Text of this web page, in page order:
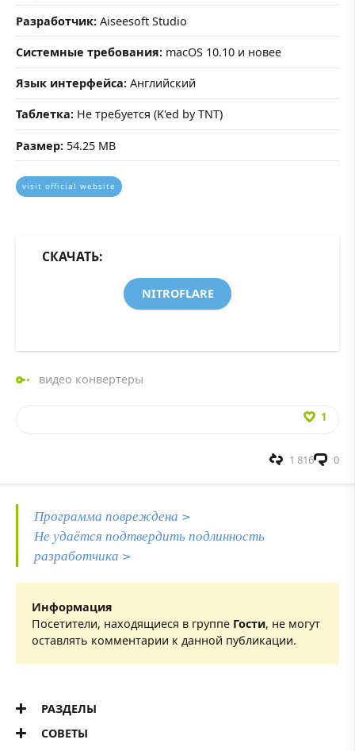
Разработчик: Aiseesoft Studio
Системные требования: macOS 10.10 и новее
Язык интерфейса: Английский
Таблетка: Не требуется (K'ed by TNT)
Размер: 54.25 MB
visit official website
СКАЧАТЬ:
NITROFLARE
видео конвертеры
1
0
1 816
Программа повреждена >
Не удаётся подтвердить подлинность
разработчика >
Информация
Посетители, находящиеся в группе Гости, не могут
оставлять комментарии к данной публикации.
РАЗДЕЛЫ
СОВЕТЫ